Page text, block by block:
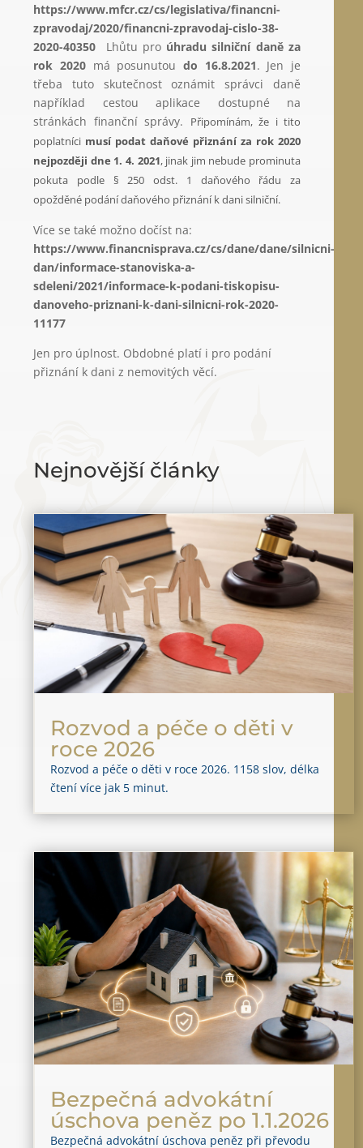
https://www.mfcr.cz/cs/legislativa/financni-
zpravodaj/2020/financni-zpravodaj-cislo-38-
2020-40350
Lhůtu pro úhradu silniční daně za
rok 2020má posunutou do 16.8.2021. Jen je
třeba tuto skutečnost oznámit správci daně
například cestou aplikace dostupné na
stránkách finanční správy.
Připomínám, že i tito
poplatníci musí podat daňové přiznání za rok 2020
nejpozději dne 1. 4. 2021, jinak jim nebude prominuta
pokuta podle § 250 odst. 1 daňového řádu za
opožděné podání daňového přiznání k dani silniční.
Více se také možno dočíst na:
https://www.financnisprava.cz/cs/dane/dane/silnicni-
dan/informace-stanoviska-a-
sdeleni/2021/informace-k-podani-tiskopisu-
danoveho-priznani-k-dani-silnicni-rok-2020-
11177
Jen pro úplnost. Obdobné platí i pro podání
přiznání k dani z nemovitých věcí.
Nejnovější články
Rozvod a péče o děti v
roce 2026
Rozvod a péče o děti v roce 2026. 1158 slov, délka
čtení více jak 5 minut.
Bezpečná advokátní
úschova peněz po 1.1.2026
Bezpečná advokátní úschova peněz při převodu